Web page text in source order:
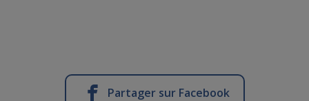
Partager sur Facebook